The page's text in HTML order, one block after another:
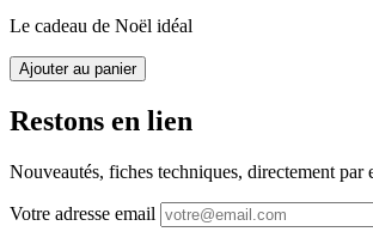
Le cadeau de Noël idéal
Ajouter au panier
Restons en lien
Nouveautés, fiches techniques, directement par
Votre adresse email